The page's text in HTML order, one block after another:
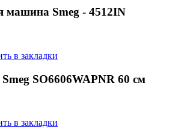
машина Smeg - 4512IN
в закладки
SO6606WAPNR 60 см
в закладки